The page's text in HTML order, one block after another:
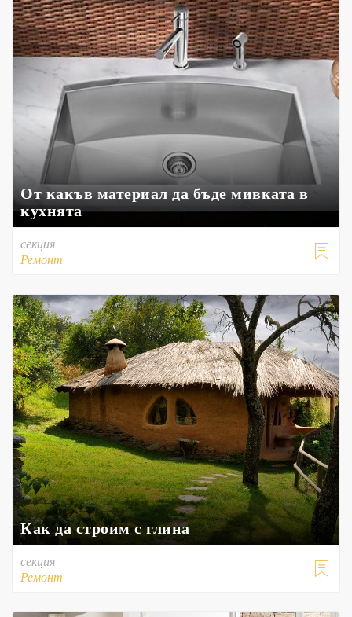
От какъв материал да бъде мивката в
кухнята

секция
Ремонт
Как да строим с глина

секция
Ремонт